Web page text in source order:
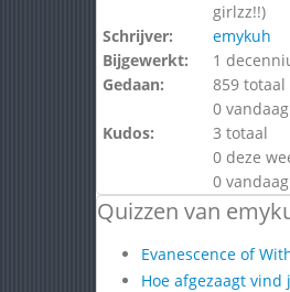
girlzz!!)
Schrijver:
emykuh
Bijgewerkt:
1
Gedaan:
859 totaal
0 vandaag
Kudos:
3 totaal
0 deze
0 vandaag
Quizzen van
Evanescence of
Hoe afgezaagt vind